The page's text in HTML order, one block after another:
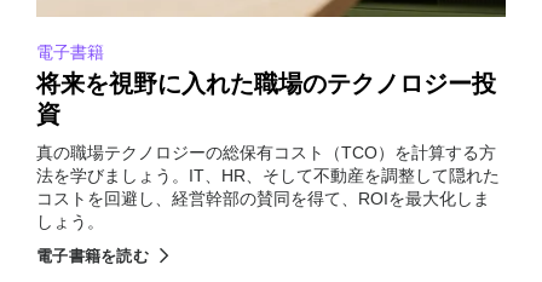
電子書籍
将来を視野に入れた職場のテクノロジー投
資
真の職場テクノロジーの総保有コスト（TCO）を計算する方
法を学びましょう。IT、HR、そして不動産を調整して隠れた
コストを回避し、経営幹部の賛同を得て、ROIを最大化しま
しょう。
電子書籍を読む